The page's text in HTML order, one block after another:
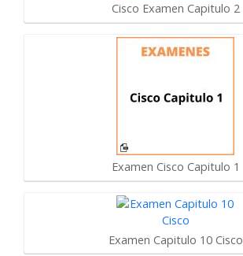
Cisco Examen Capitulo 2
Examen Cisco Capitulo 1
Examen Capitulo 10 Cisco